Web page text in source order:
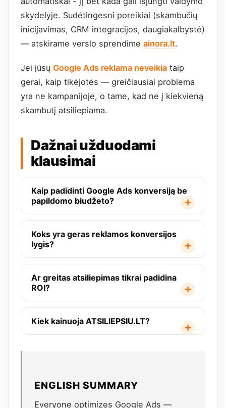
skydelyje. Sudėtingesni poreikiai (skambučių
inicijavimas, CRM integracijos, daugiakalbystė)
— atskirame verslo sprendime ainora.lt.
Jei jūsų Google Ads reklama neveikia taip
gerai, kaip tikėjotės — greičiausiai problema
yra ne kampanijoje, o tame, kad ne į kiekvieną
skambutį atsiliepiama.
Dažnai užduodami
klausimai
Kaip padidinti Google Ads konversiją be
papildomo biudžeto?
Koks yra geras reklamos konversijos
lygis?
Ar greitas atsiliepimas tikrai padidina
ROI?
Kiek kainuoja ATSILIEPSIU.LT?
ENGLISH SUMMARY
Everyone optimizes Google Ads —